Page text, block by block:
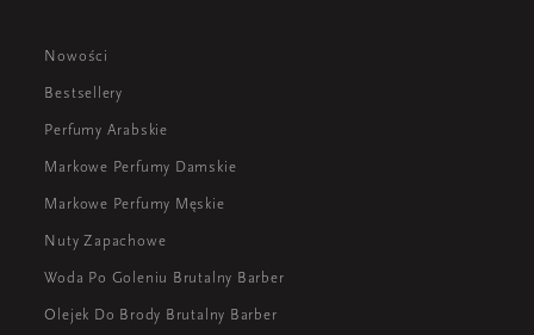
Nowości
Bestsellery
Perfumy Arabskie
Markowe Perfumy Damskie
Markowe Perfumy Męskie
Nuty Zapachowe
Woda Po Goleniu Brutalny Barber
Olejek Do Brody Brutalny Barber